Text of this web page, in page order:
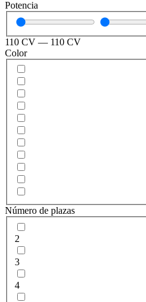
Potencia
110 CV — 110 CV
Color
Número de plazas
2
3
4